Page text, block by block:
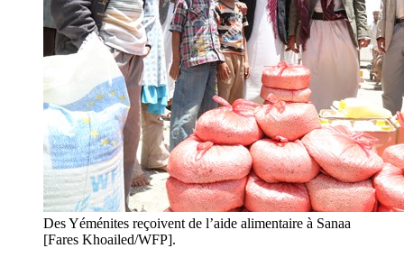
Des Yéménites reçoivent de l’aide alimentaire à Sanaa
[Fares Khoailed/WFP].